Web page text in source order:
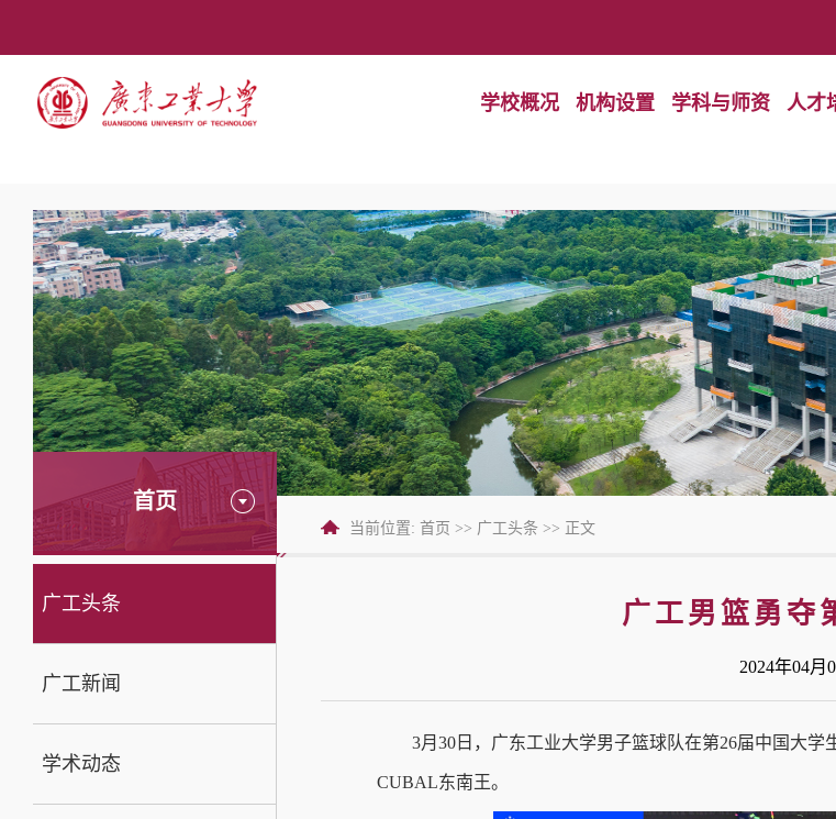
学校概况 机构设置 学科与师资 人才
首页
广工头条
广工新闻
学术动态
当前位置: 首页 >> 广工头条 >> 正文
广工男篮勇夺
2024年04
3月30日，广东工业大学男子篮球队在第26届中国大
CUBAL东南王。